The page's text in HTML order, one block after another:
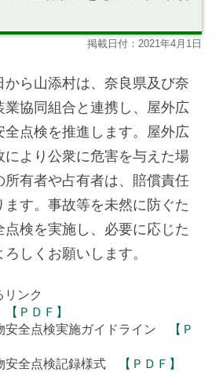
掲載日付：2021年4月1日
から山添村は、奈良県及び奈
業協同組合と連携し、屋外広
全点検を推進します。屋外広
により公衆に危害を与えた場
所有者や占有者は、賠償責任
ます。事故等を未然に防ぐた
検を実施し、必要に応じた
しくお願いします。
リンク
【ＰＤＦ】
安全点検実施ガイドライン
【Ｐ
安全点検記録様式
【ＰＤＦ】